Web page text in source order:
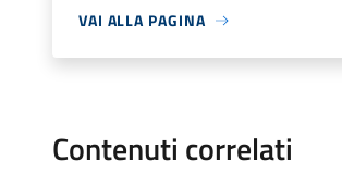
VAI ALLA PAGINA
Contenuti correlati